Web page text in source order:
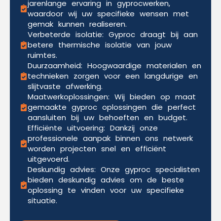
jarenlange ervaring in gyprocwerken,
waardoor wij uw specifieke wensen met
gemak kunnen realiseren.
Verbeterde isolatie: Gyproc draagt bij aan
betere thermische isolatie van jouw
ruimtes.
Duurzaamheid: Hoogwaardige materialen en
technieken zorgen voor een langdurige en
slijtvaste afwerking.
Maatwerkoplossingen: Wij bieden op maat
gemaakte gyproc oplossingen die perfect
aansluiten bij uw behoeften en budget.
Efficiënte uitvoering: Dankzij onze
professionele aanpak binnen ons netwerk
worden projecten snel en efficiënt
uitgevoerd.
Deskundig advies: Onze gyproc specialisten
bieden deskundig advies om de beste
oplossing te vinden voor uw specifieke
situatie.